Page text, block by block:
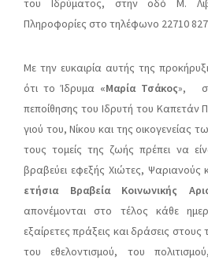
του Ιδρύματος, στην οδό Μ.
Πληροφορίες στο τηλέφωνο 22710
Με την ευκαιρία αυτής της
ότι το Ίδρυμα «Μαρία Τσάκος»,
πεποίθησης του Ιδρυτή του Καπετάν
γιού του, Νίκου και της οικογενείας
τους τομείς της ζωής πρέπει να
βραβεύει εφεξής Χιώτες, Ψαριανούς
ετήσια Βραβεία Κοινωνικής
απονέμονται στο τέλος κάθε
εξαίρετες πράξεις και δράσεις
του εθελοντισμού, του